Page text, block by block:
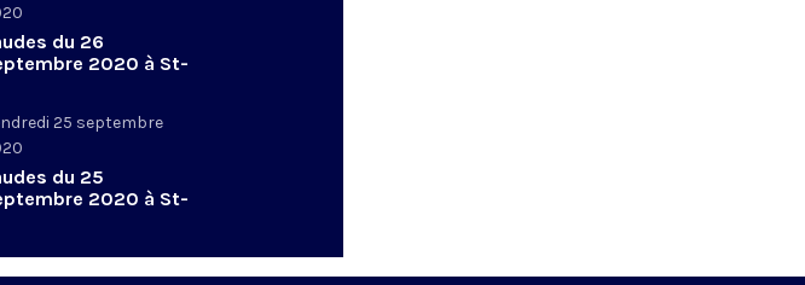
du 26
2020 à St-
25 septembre
du 25
2020 à St-